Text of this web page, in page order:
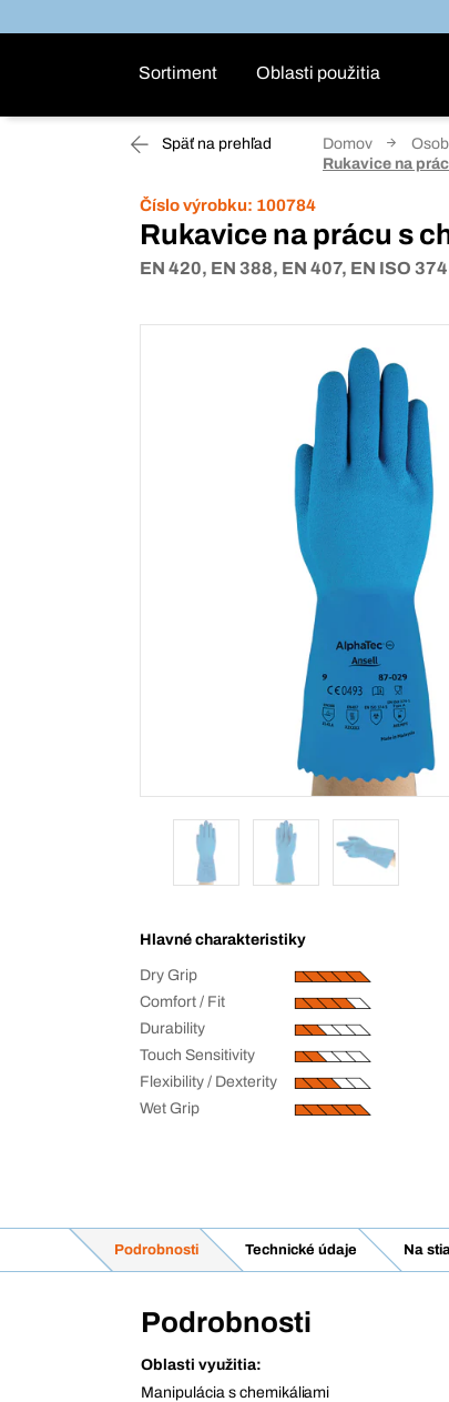
Sortiment Oblasti použitia
Späť na prehľad Domov
Rukavice na
Číslo výrobku: 100784
Rukavice na prácu s
EN 420, EN 388, EN 407, EN ISO
Hlavné charakteristiky
Dry Grip
Comfort / Fit
Durability
Touch Sensitivity
Flexibility / Dexterity
Wet Grip
Podrobnosti Technické údaje Na
Podrobnosti
Oblasti využitia:
Manipulácia s chemikáliami